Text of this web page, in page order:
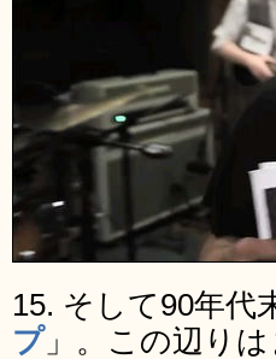
15. そして90年代
プ」。この辺り